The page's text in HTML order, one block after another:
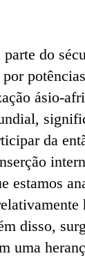
parte do
ásio-
da
estamos
disso,
uma